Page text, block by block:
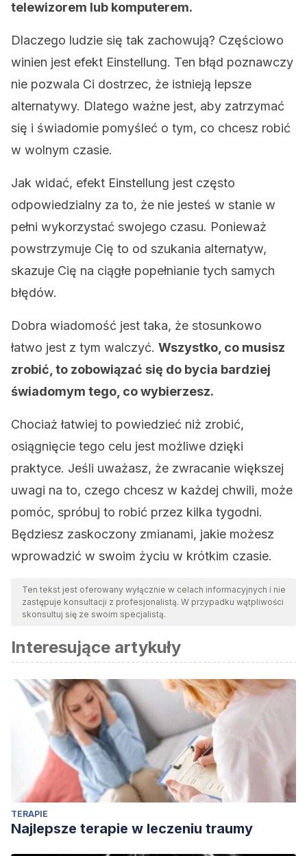
telewizorem lub komputerem.
Dlaczego ludzie się tak zachowują? Częściowo
winien jest efekt Einstellung. Ten błąd poznawczy
nie pozwala Ci dostrzec, że istnieją lepsze
alternatywy. Dlatego ważne jest, aby zatrzymać
się i świadomie pomyśleć o tym, co chcesz robić
w wolnym czasie.
Jak widać, efekt Einstellung jest często
odpowiedzialny za to, że nie jesteś w stanie w
pełni wykorzystać swojego czasu. Ponieważ
powstrzymuje Cię to od szukania alternatyw,
skazuje Cię na ciągłe popełnianie tych samych
błędów.
Dobra wiadomość jest taka, że stosunkowo
łatwo jest z tym walczyć. Wszystko, co musisz
zrobić, to zobowiązać się do bycia bardziej
świadomym tego, co wybierzesz.
Chociaż łatwiej to powiedzieć niż zrobić,
osiągnięcie tego celu jest możliwe dzięki
praktyce. Jeśli uważasz, że zwracanie większej
uwagi na to, czego chcesz w każdej chwili, może
pomóc, spróbuj to robić przez kilka tygodni.
Będziesz zaskoczony zmianami, jakie możesz
wprowadzić w swoim życiu w krótkim czasie.
Ten tekst jest oferowany wyłącznie w celach informacyjnych i nie
zastępuje konsultacji z profesjonalistą. W przypadku wątpliwości
skonsultuj się ze swoim specjalistą.
Interesujące artykuły
TERAPIE
Najlepsze terapie w leczeniu traumy